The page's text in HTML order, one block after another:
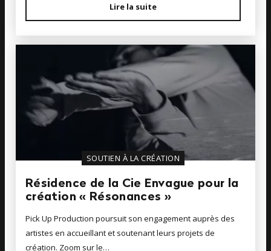
Lire la suite
SOUTIEN À LA CRÉATION
Résidence de la Cie Envague pour la
création « Résonances »
Pick Up Production poursuit son engagement auprès des
artistes en accueillant et soutenant leurs projets de
création. Zoom sur le…